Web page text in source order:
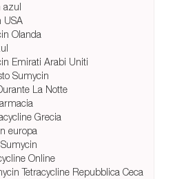
azul
USA
Olanda
Emirati Arabi Uniti
Sumycin
La Notte
Grecia
europa
Online
Tetracycline Repubblica Ceca